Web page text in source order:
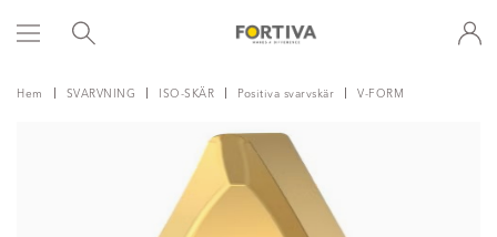
Hem SVARVNING ISO-SKÄR Positiva svarvskär V-FORM